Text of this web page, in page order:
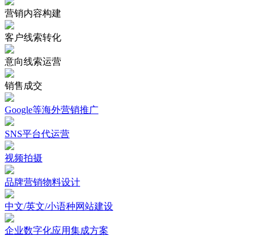
营销内容构建
客户线索转化
意向线索运营
销售成交
Google等海外营销推广
SNS平台代运营
视频拍摄
品牌营销物料设计
中文/英文/小语种网站建设
企业数字化应用集成方案